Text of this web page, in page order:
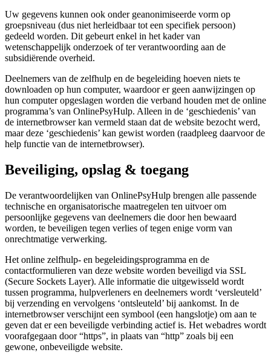
Uw gegevens kunnen ook onder geanonimiseerde vorm op
groepsniveau (dus niet herleidbaar tot een specifiek persoon)
gedeeld worden. Dit gebeurt enkel in het kader van
wetenschappelijk onderzoek of ter verantwoording aan de
subsidiërende overheid.
Deelnemers van de zelfhulp en de begeleiding hoeven niets te
downloaden op hun computer, waardoor er geen aanwijzingen op
hun computer opgeslagen worden die verband houden met de online
programma’s van OnlinePsyHulp. Alleen in de ‘geschiedenis’ van
de internetbrowser kan vermeld staan dat de website bezocht werd,
maar deze ‘geschiedenis’ kan gewist worden (raadpleeg daarvoor de
help functie van de internetbrowser).
Beveiliging, opslag & toegang
De verantwoordelijken van OnlinePsyHulp brengen alle passende
technische en organisatorische maatregelen ten uitvoer om
persoonlijke gegevens van deelnemers die door hen bewaard
worden, te beveiligen tegen verlies of tegen enige vorm van
onrechtmatige verwerking.
Het online zelfhulp- en begeleidingsprogramma en de
contactformulieren van deze website worden beveiligd via SSL
(Secure Sockets Layer). Alle informatie die uitgewisseld wordt
tussen programma, hulpverleners en deelnemers wordt ‘versleuteld’
bij verzending en vervolgens ‘ontsleuteld’ bij aankomst. In de
internetbrowser verschijnt een symbool (een hangslotje) om aan te
geven dat er een beveiligde verbinding actief is. Het webadres wordt
voorafgegaan door “https”, in plaats van “http” zoals bij een
gewone, onbeveiligde website.